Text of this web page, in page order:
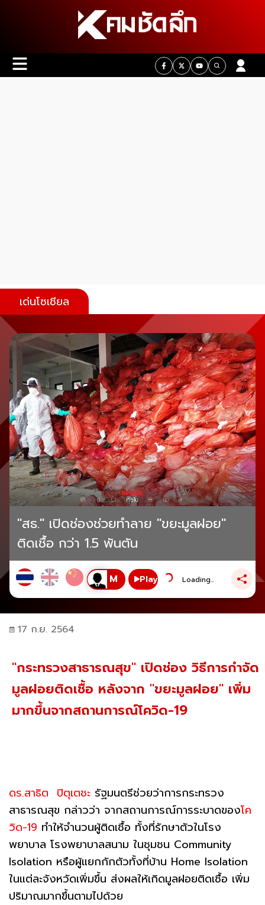
เด่นโซเชียล
"สธ." เปิดช่องช่วยทำลาย "ขยะมูลฝอย"
ติดเชื้อ กว่า 1.5 พันตัน
Play Loading...
17 ก.ย. 2564
"​กระทรวงสาธารณสุข" เปิดช่อง วิธีการกำจัด
มูลฝอยติดเชื้อ หลังจาก "ขยะมูลฝอย" เพิ่ม
มากขึ้นจากสถานการณ์โควิด-19
ดร.สาธิต ปิตุเตชะ รัฐมนตรีช่วยว่าการกระทรวง
สาธารณสุข กล่าวว่า จากสถานการณ์การระบาดของโค
วิด-19 ทำให้จำนวนผู้ติดเชื้อ ทั้งที่รักษาตัวในโรง
พยาบาล โรงพยาบาลสนาม ในชุมชน Community
Isolation หรือผู้แยกกักตัวทั้งที่บ้าน Home Isolation
ในแต่ละจังหวัดเพิ่มขึ้น ส่งผลให้เกิดมูลฝอยติดเชื้อ เพิ่ม
ปริมาณมากขึ้นตามไปด้วย